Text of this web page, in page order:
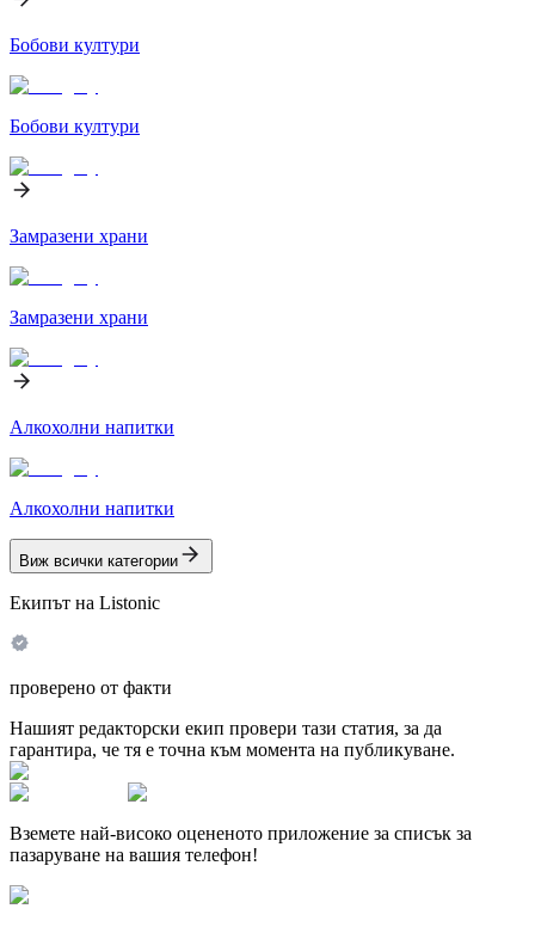
Бобови култури
Бобови култури
Замразени храни
Замразени храни
Алкохолни напитки
Алкохолни напитки
Виж всички категории
Екипът на Listonic
проверено от факти
Нашият редакторски екип провери тази статия, за да
гарантира, че тя е точна към момента на публикуване.
Вземете най-високо оцененото приложение за списък за
пазаруване на вашия телефон!